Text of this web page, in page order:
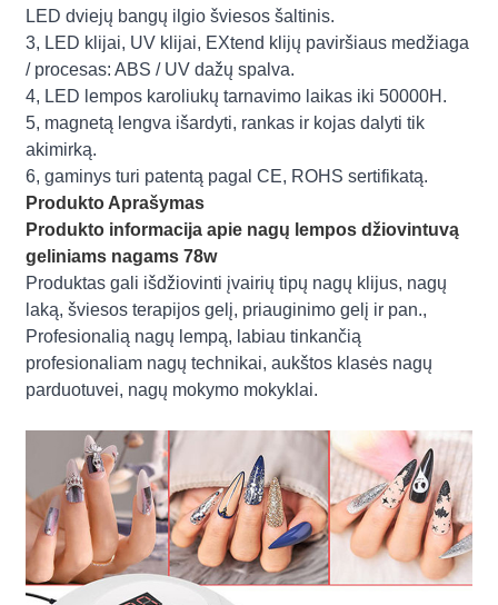
LED dviejų bangų ilgio šviesos šaltinis.
3, LED klijai, UV klijai, EXtend klijų paviršiaus medžiaga
/ procesas: ABS / UV dažų spalva.
4, LED lempos karoliukų tarnavimo laikas iki 50000H.
5, magnetą lengva išardyti, rankas ir kojas dalyti tik
akimirką.
6, gaminys turi patentą pagal CE, ROHS sertifikatą.
Produkto Aprašymas
Produkto informacija apie nagų lempos džiovintuvą
geliniams nagams 78w
Produktas gali išdžiovinti įvairių tipų nagų klijus, nagų
laką, šviesos terapijos gelį, priauginimo gelį ir pan.,
Profesionalią nagų lempą, labiau tinkančią
profesionaliam nagų technikai, aukštos klasės nagų
parduotuvei, nagų mokymo mokyklai.